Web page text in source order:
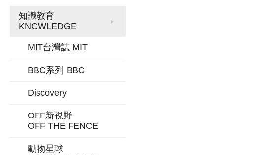
知識教育
KNOWLEDGE
MIT台灣誌 MIT
BBC系列 BBC
Discovery
OFF新視野
OFF THE FENCE
動物星球